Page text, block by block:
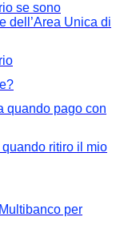
se sono
dell’Area Unica di
quando pago con
ritiro il mio
per